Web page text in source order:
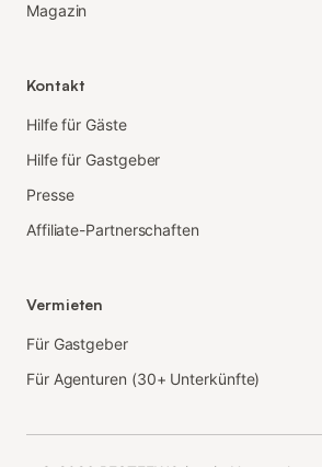
Magazin
Kontakt
Hilfe für Gäste
Hilfe für Gastgeber
Presse
Affiliate-Partnerschaften
Vermieten
Für Gastgeber
Für Agenturen (30+ Unterkünfte)